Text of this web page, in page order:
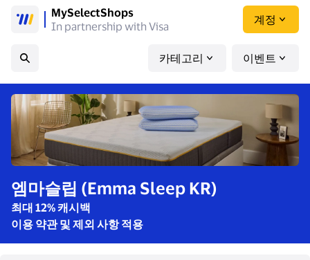
MySelectShops
In partnership with Visa
계정
카테고리 이벤트
엠마슬립 (Emma Sleep KR)
최대 12% 캐시백
이용 약관 및 제외 사항 적용